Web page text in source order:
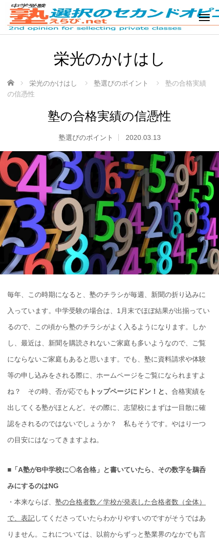
栄光のかけはし
ホーム 栄光のかけはし 塾選びのポイント
塾の合格実績
の信憑性
塾の合格実績の信憑性
塾選びのポイント 2020.03.13
毎年、この時期になると、塾のチラシが毎週、新聞の折り込みに
入っています。中学受験の場合は、1月末でほぼ結果が出揃ってい
るので、この頃から塾のチラシがよく入るようになります。しか
し、最近は、新聞を購読されないご家庭も多いようなので、ご覧
にならないご家庭もあると思います。でも、塾に資料請求や体験
等の申し込みをされる際に、ホームページをご覧になられますよ
ね？ その時、否が応でも トップページにドン！と、 合格実績を
出してくる塾がほとんど。その際に、志望校にまずは一目散に確
認をされるのではないでしょうか？ 私もそうです。やはり一つ
の目安にはなってきますよね。
■ 「A塾がB中学校に〇名合格」と書いていたら、その数字を鵜呑
みにするのはNG
・本来ならば、 塾の合格者数／学校が発表した合格者数（全体）
で、表記してくださっていたらわかりやすいのですがそうではあ
りません。これについては、以前からずっと塾業界のなかでも言